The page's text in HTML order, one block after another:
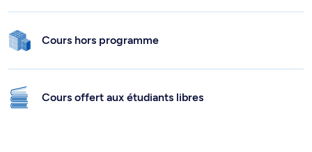
Cours hors programme
Cours offert aux étudiants libres